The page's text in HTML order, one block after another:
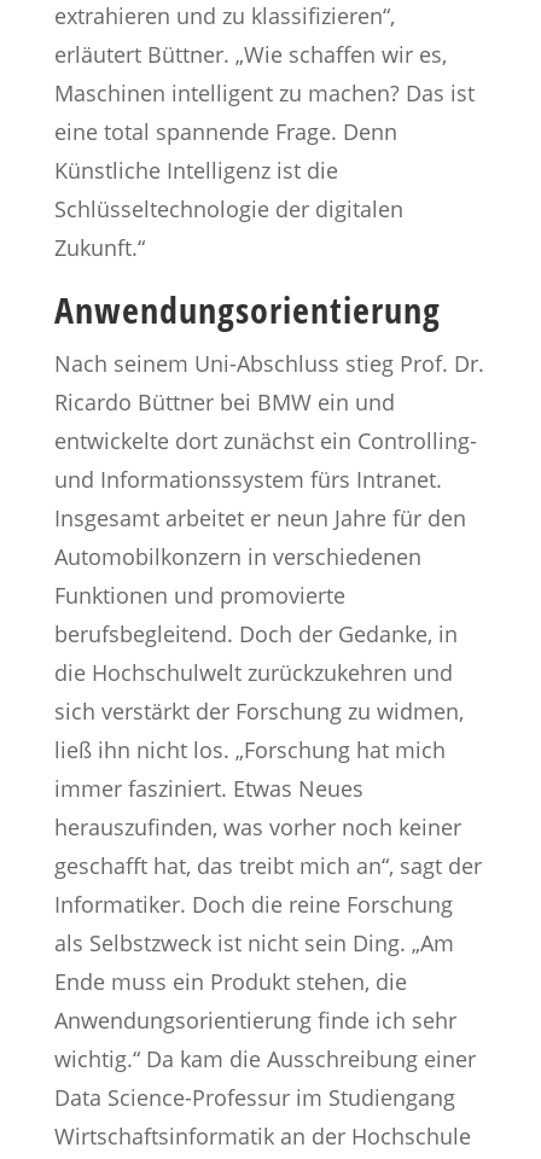
extrahieren und zu klassifizieren“,
erläutert Büttner. „Wie schaffen wir es,
Maschinen intelligent zu machen? Das ist
eine total spannende Frage. Denn
Künstliche Intelligenz ist die
Schlüsseltechnologie der digitalen
Zukunft.“
Anwendungsorientierung
Nach seinem Uni-Abschluss stieg Prof. Dr.
Ricardo Büttner bei BMW ein und
entwickelte dort zunächst ein Controlling-
und Informationssystem fürs Intranet.
Insgesamt arbeitet er neun Jahre für den
Automobilkonzern in verschiedenen
Funktionen und promovierte
berufsbegleitend. Doch der Gedanke, in
die Hochschulwelt zurückzukehren und
sich verstärkt der Forschung zu widmen,
ließ ihn nicht los. „Forschung hat mich
immer fasziniert. Etwas Neues
herauszufinden, was vorher noch keiner
geschafft hat, das treibt mich an“, sagt der
Informatiker. Doch die reine Forschung
als Selbstzweck ist nicht sein Ding. „Am
Ende muss ein Produkt stehen, die
Anwendungsorientierung finde ich sehr
wichtig.“ Da kam die Ausschreibung einer
Data Science-Professur im Studiengang
Wirtschaftsinformatik an der Hochschule